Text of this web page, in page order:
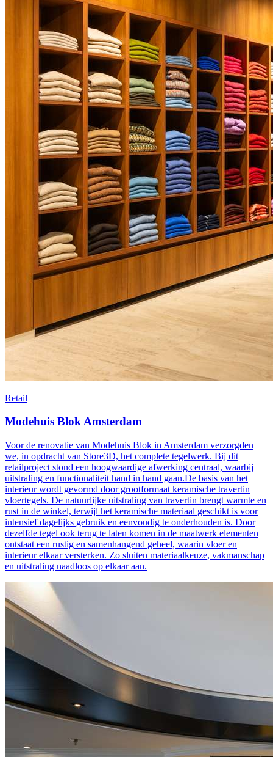
Retail
Modehuis Blok Amsterdam
Voor de renovatie van Modehuis Blok in Amsterdam verzorgden
we, in opdracht van Store3D, het complete tegelwerk. Bij dit
retailproject stond een hoogwaardige afwerking centraal, waarbij
uitstraling en functionaliteit hand in hand gaan.De basis van het
interieur wordt gevormd door grootformaat keramische travertin
vloertegels. De natuurlijke uitstraling van travertin brengt warmte en
rust in de winkel, terwijl het keramische materiaal geschikt is voor
intensief dagelijks gebruik en eenvoudig te onderhouden is. Door
dezelfde tegel ook terug te laten komen in de maatwerk elementen
ontstaat een rustig en samenhangend geheel, waarin vloer en
interieur elkaar versterken. Zo sluiten materiaalkeuze, vakmanschap
en uitstraling naadloos op elkaar aan.